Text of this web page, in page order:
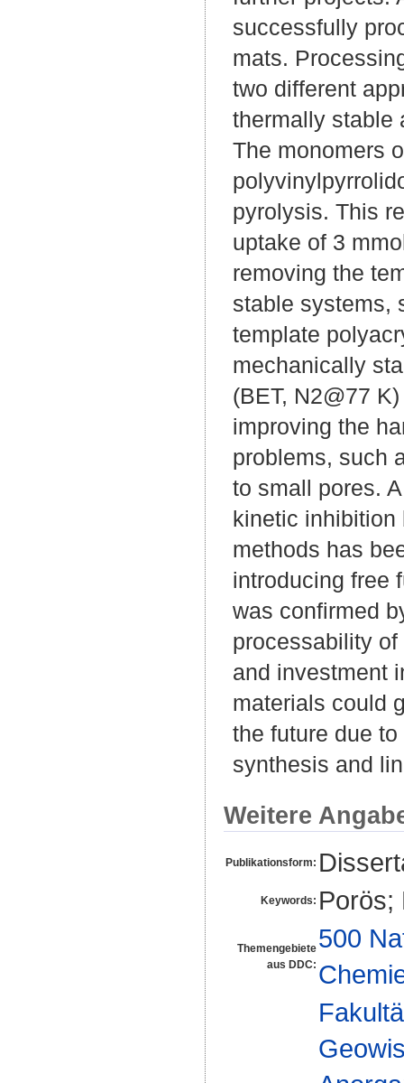
successfully
mats.
two different
thermally stable
The monomers
pyrolysis. This
uptake of 3
removing the
stable systems,
template
mechanically
(BET, N2@77
improving the
problems, such
to small pores.
kinetic inhibition
methods has
introducing free
was confirmed
processability
and investment
materials could
the future due
synthesis and
Weitere
Publikationsform:
Keywords: Porös;
Themengebiete
aus DDC:
500